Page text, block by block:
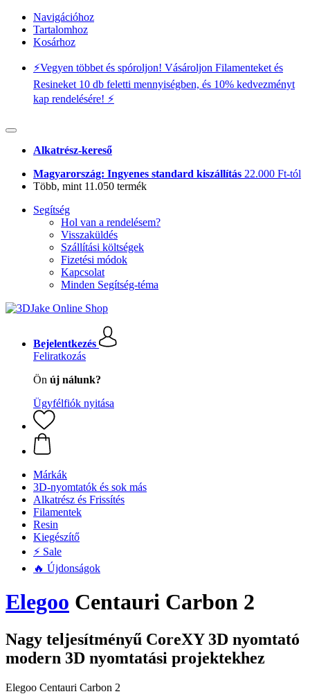
Navigációhoz
Tartalomhoz
Kosárhoz
⚡️Vegyen többet és spóroljon! Vásároljon Filamenteket és
Resineket 10 db feletti mennyiségben, és 10% kedvezményt
kap rendelésére! ⚡️
Alkatrész-kereső
Magyarország: Ingyenes standard kiszállítás 22.000 Ft-tól
Több, mint 11.050 termék
Segítség
Hol van a rendelésem?
Visszaküldés
Szállítási költségek
Fizetési módok
Kapcsolat
Minden Segítség-téma
Bejelentkezés
Feliratkozás
Ön új nálunk?
Ügyfélfiók nyitása
Márkák
3D-nyomtatók és sok más
Alkatrész és Frissítés
Filamentek
Resin
Kiegészítő
⚡ Sale
🔥 Újdonságok
Elegoo Centauri Carbon 2
Nagy teljesítményű CoreXY 3D nyomtató
modern 3D nyomtatási projektekhez
Elegoo Centauri Carbon 2